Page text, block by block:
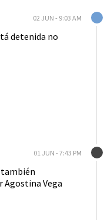
02 JUN - 9:03 AM
01 JUN - 7:43 PM